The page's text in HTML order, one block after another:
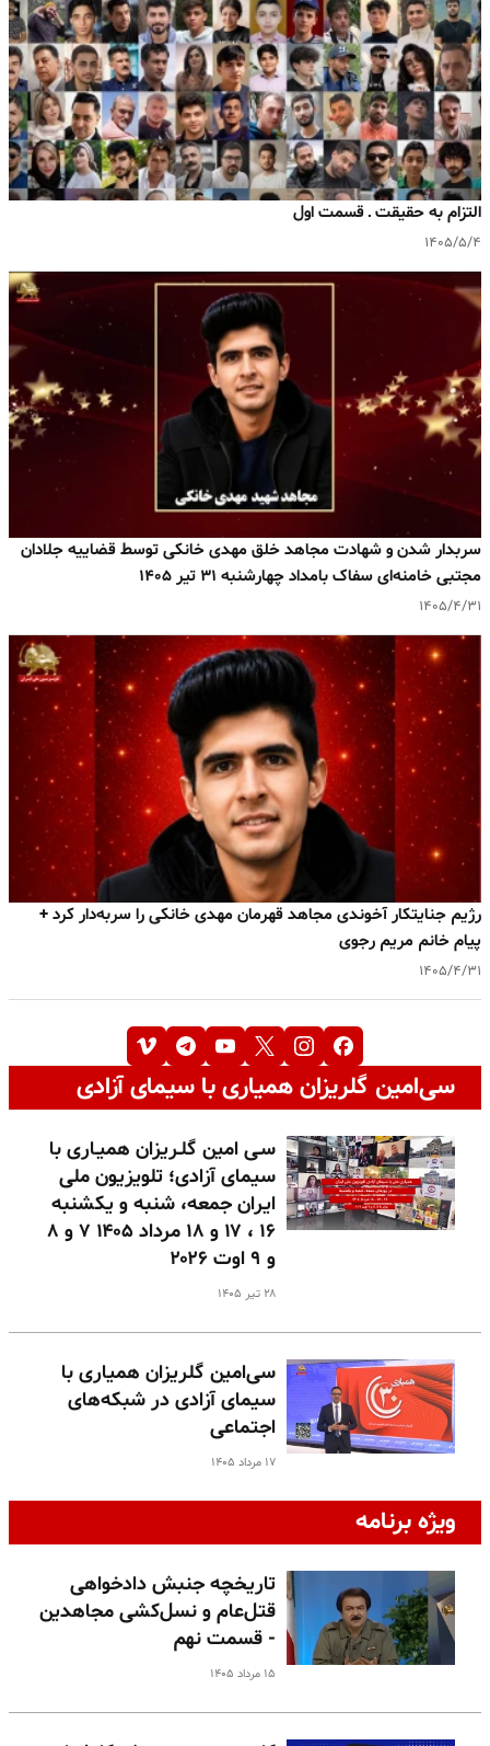
التزام به حقیقت ـ قسمت اول
۱۴۰۵/۵/۴
سربدار شدن و شهادت مجاهد خلق مهدی خانکی توسط قضاییه جلادان
مجتبی خامنه‌ای سفاک بامداد چهارشنبه ۳۱ تیر ۱۴۰۵
۱۴۰۵/۴/۳۱
رژیم جنایتکار آخوندی مجاهد قهرمان مهدی خا‌نکی را سربه‌دار کرد +
پیام خانم مریم رجوی
۱۴۰۵/۴/۳۱
سی‌امین گلریزان همیاری با سیمای آزادی
سـی امین گلـریزان همیـاری با
سیمای آزادی؛ تلویزیون ملی
ایران جمعه، شنبه و یکشنبه
۱۶ ، ۱۷ و ۱۸ مرداد ۱۴۰۵ ۷ و ۸
و ۹ اوت ۲۰۲۶
۲۸ تیر ۱۴۰۵
سی‌امین گلریزان همیاری با
سیمای آزادی در شبکه‌های
اجتماعی
۱۷ مرداد ۱۴۰۵
ویژه برنامه
تاریخچه جنبش دادخواهی
قتل‌عام و نسل‌کشی مجاهدین
- قسمت نهم
۱۵ مرداد ۱۴۰۵